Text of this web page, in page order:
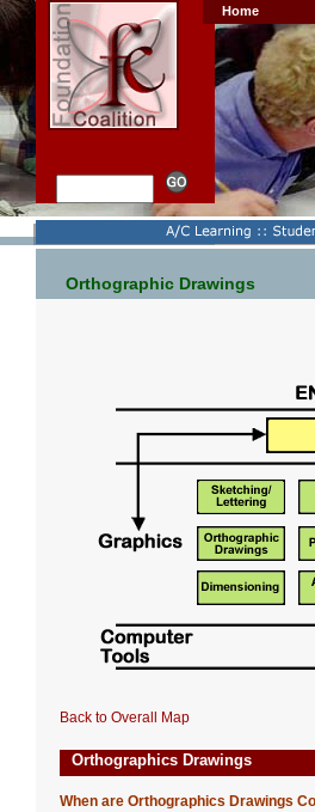
Home
Orthographic Drawings
Back to Overall Map
Orthographics Drawings
When are Orthographics Drawings